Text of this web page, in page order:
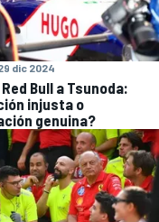
dic 2024
Bull a Tsunoda:
injusta o
genuina?